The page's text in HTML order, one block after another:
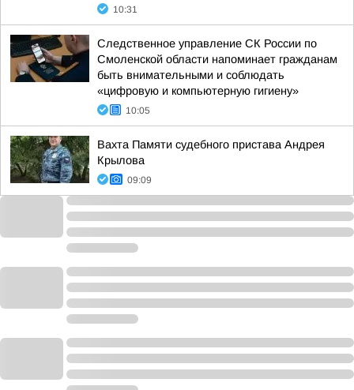
10:31
Следственное управление СК России по
Смоленской области напоминает гражданам
быть внимательными и соблюдать
«цифровую и компьютерную гигиену»
10:05
Вахта Памяти судебного пристава Андрея
Крылова
09:09